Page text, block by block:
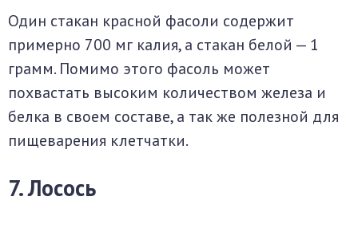
Один стакан красной фасоли содержит
примерно 700 мг калия, а стакан белой — 1
грамм. Помимо этого фасоль может
похвастать высоким количеством железа и
белка в своем составе, а так же полезной для
пищеварения клетчатки.
7. Лосось